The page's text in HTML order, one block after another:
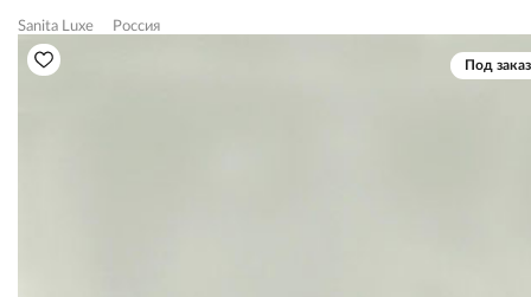
Sanita Luxe Россия
Под заказ